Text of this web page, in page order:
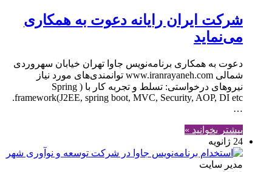
شرکت ایران رایانه دعوت به همکاری
می‌نماید
دعوت به همکاری برنامه‌نویس جاوا تهران خیابان سهروردی
شمالی www.iranrayaneh.com توانمندی‌های مورد نیاز
نیروهای درخواستی: تسلط و تجربه کار با ( Spring
framework(J2EE, spring boot, MVC, Security, AOP, DI etc.
…
بیشتر بخوانید »
24 ژانویه
مدير سايت